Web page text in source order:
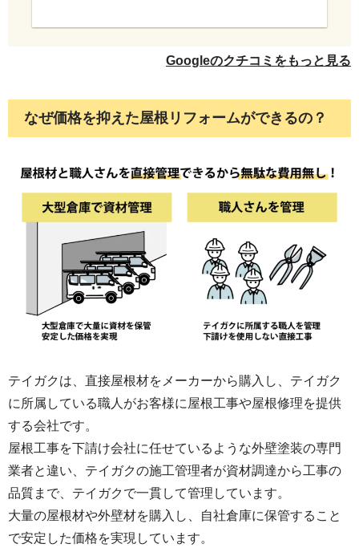
目地や窓まわりの防水（シーリング）には、
SRH100/オートンイクシードを使用します。高い
柔軟性を長期間維持するため、金属サイディング
ません。
Googleのクチコミをもっと見る
なぜ価格を抑えた屋根リフォームができるの？
テイガクは、直接屋根材をメーカーから購入し、テイガク
に所属している職人がお客様に屋根工事や屋根修理を提供
する会社です。
屋根工事を下請け会社に任せているような外壁塗装の専門
業者と違い、テイガクの施工管理者が資材調達から工事の
品質まで、テイガクで一貫して管理しています。
大量の屋根材や外壁材を購入し、自社倉庫に保管すること
で安定した価格を実現しています。